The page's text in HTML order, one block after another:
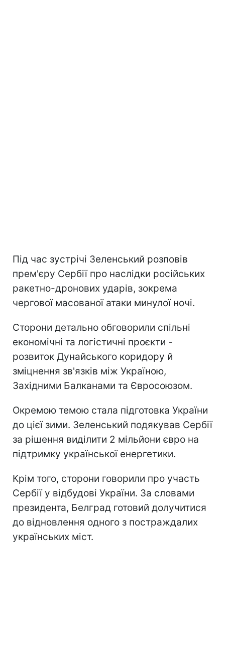
Під час зустрічі Зеленський розповів
прем'єру Сербії про наслідки російських
ракетно-дронових ударів, зокрема
чергової масованої атаки минулої ночі.
Сторони детально обговорили спільні
економічні та логістичні проєкти -
розвиток Дунайського коридору й
зміцнення зв'язків між Україною,
Західними Балканами та Євросоюзом.
Окремою темою стала підготовка України
до цієї зими. Зеленський подякував Сербії
за рішення виділити 2 мільйони євро на
підтримку української енергетики.
Крім того, сторони говорили про участь
Сербії у відбудові України. За словами
президента, Белград готовий долучитися
до відновлення одного з постраждалих
українських міст.